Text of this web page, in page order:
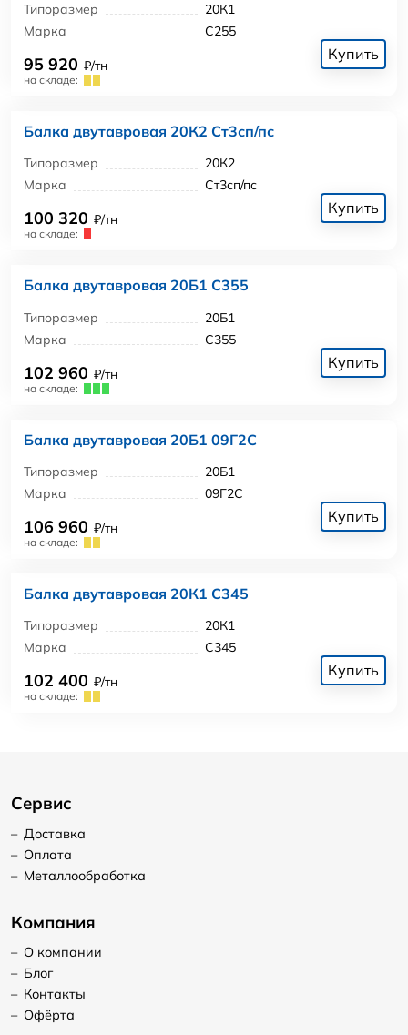
Типоразмер
20К1
Марка
С255
95 920 ₽/тн
на складе:
Купить
Балка двутавровая 20К2 Ст3сп/пс
Типоразмер
20К2
Марка
Ст3сп/пс
100 320 ₽/тн
на складе:
Купить
Балка двутавровая 20Б1 С355
Типоразмер
20Б1
Марка
С355
102 960 ₽/тн
на складе:
Купить
Балка двутавровая 20Б1 09Г2С
Типоразмер
20Б1
Марка
09Г2С
106 960 ₽/тн
на складе:
Купить
Балка двутавровая 20К1 С345
Типоразмер
20К1
Марка
С345
102 400 ₽/тн
на складе:
Купить
Сервис
– Доставка
– Оплата
– Металлообработка
Компания
– О компании
– Блог
– Контакты
– Офёрта